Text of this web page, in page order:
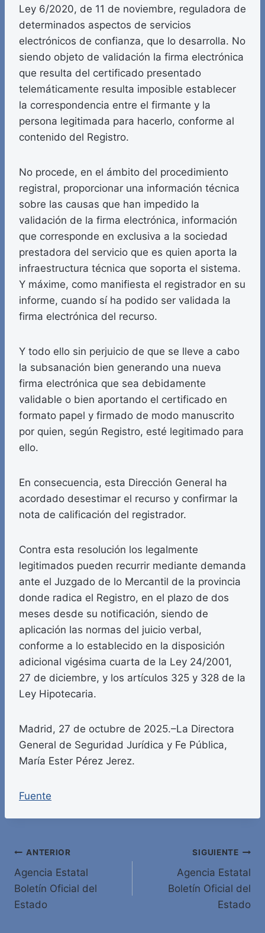
Ley 6/2020, de 11 de noviembre, reguladora de
determinados aspectos de servicios
electrónicos de confianza, que lo desarrolla. No
siendo objeto de validación la firma electrónica
que resulta del certificado presentado
telemáticamente resulta imposible establecer
la correspondencia entre el firmante y la
persona legitimada para hacerlo, conforme al
contenido del Registro.
No procede, en el ámbito del procedimiento
registral, proporcionar una información técnica
sobre las causas que han impedido la
validación de la firma electrónica, información
que corresponde en exclusiva a la sociedad
prestadora del servicio que es quien aporta la
infraestructura técnica que soporta el sistema.
Y máxime, como manifiesta el registrador en su
informe, cuando sí ha podido ser validada la
firma electrónica del recurso.
Y todo ello sin perjuicio de que se lleve a cabo
la subsanación bien generando una nueva
firma electrónica que sea debidamente
validable o bien aportando el certificado en
formato papel y firmado de modo manuscrito
por quien, según Registro, esté legitimado para
ello.
En consecuencia, esta Dirección General ha
acordado desestimar el recurso y confirmar la
nota de calificación del registrador.
Contra esta resolución los legalmente
legitimados pueden recurrir mediante demanda
ante el Juzgado de lo Mercantil de la provincia
donde radica el Registro, en el plazo de dos
meses desde su notificación, siendo de
aplicación las normas del juicio verbal,
conforme a lo establecido en la disposición
adicional vigésima cuarta de la Ley 24/2001,
27 de diciembre, y los artículos 325 y 328 de la
Ley Hipotecaria.
Madrid, 27 de octubre de 2025.–La Directora
General de Seguridad Jurídica y Fe Pública,
María Ester Pérez Jerez.
Fuente
Navegación
de
entradas
ANTERIOR
Agencia Estatal
Boletín Oficial del
Estado
SIGUIENTE
Agencia Estatal
Boletín Oficial del
Estado